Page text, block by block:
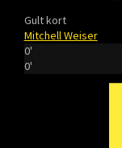
Gult kort
Mitchell Weiser
0'
0'